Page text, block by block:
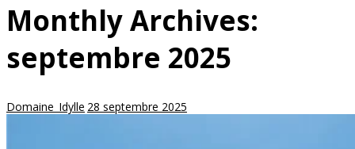
Monthly Archives:
septembre 2025
Domaine_Idylle 28 septembre 2025